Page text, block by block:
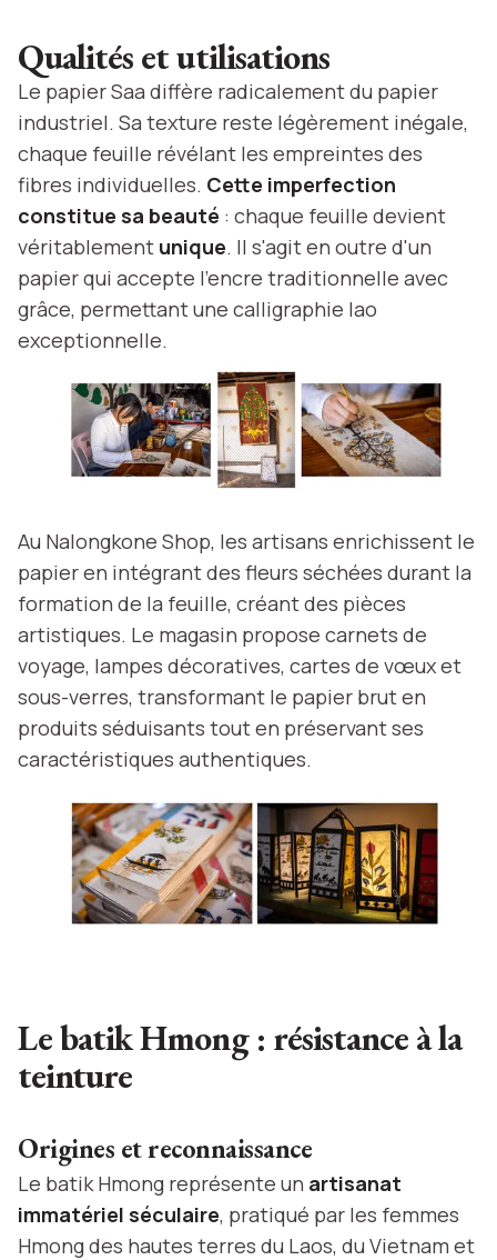
Qualités et utilisations
Le papier Saa diffère radicalement du papier
industriel. Sa texture reste légèrement inégale,
chaque feuille révélant les empreintes des
fibres individuelles. Cette imperfection
constitue sa beauté : chaque feuille devient
véritablement unique. Il s'agit en outre d'un
papier qui accepte l'encre traditionnelle avec
grâce, permettant une calligraphie lao
exceptionnelle.
Au Nalongkone Shop, les artisans enrichissent le
papier en intégrant des fleurs séchées durant la
formation de la feuille, créant des pièces
artistiques. Le magasin propose carnets de
voyage, lampes décoratives, cartes de vœux et
sous-verres, transformant le papier brut en
produits séduisants tout en préservant ses
caractéristiques authentiques.
Le batik Hmong : résistance à la
teinture
Origines et reconnaissance
Le batik Hmong représente un artisanat
immatériel séculaire, pratiqué par les femmes
Hmong des hautes terres du Laos, du Vietnam et